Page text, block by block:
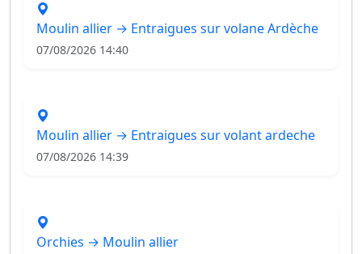
Moulin allier → Entraigues sur volane Ardèche
07/08/2026 14:40
Moulin allier → Entraigues sur volant ardeche
07/08/2026 14:39
Orchies → Moulin allier